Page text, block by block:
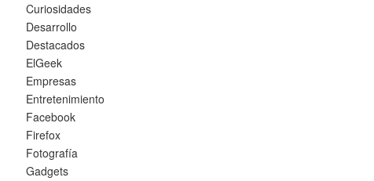
Curiosidades
Desarrollo
Destacados
ElGeek
Empresas
Entretenimiento
Facebook
Firefox
Fotografía
Gadgets